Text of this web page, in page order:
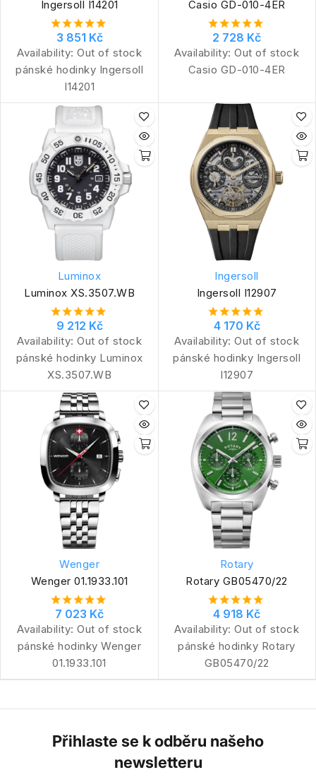
Ingersoll I14201
3 851 Kč
Availability: Out of stock
pánské hodinky Ingersoll
I14201
Casio GD-010-4ER
2 728 Kč
Availability: Out of stock
Casio GD-010-4ER
Luminox
Luminox XS.3507.WB
9 212 Kč
Availability: Out of stock
pánské hodinky Luminox
XS.3507.WB
Ingersoll
Ingersoll I12907
4 170 Kč
Availability: Out of stock
pánské hodinky Ingersoll
I12907
Wenger
Wenger 01.1933.101
7 023 Kč
Availability: Out of stock
pánské hodinky Wenger
01.1933.101
Rotary
Rotary GB05470/22
4 918 Kč
Availability: Out of stock
pánské hodinky Rotary
GB05470/22
Přihlaste se k odběru našeho
newsletteru